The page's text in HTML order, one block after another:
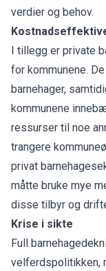
verdier og behov.
I tillegg er private
for kommunene.
barnehager,
kommunene
ressurser til noe
trangere
privat
måtte bruke mye
disse tilbyr og
Krise i sikte
Full
velferdspolitikken,